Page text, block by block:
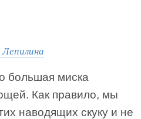
Лепилина
большая миска
Как правило, мы
наводящих скуку и не